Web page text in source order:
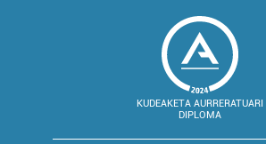
KUDEAKETA AURRERATUARI
DIPLOMA